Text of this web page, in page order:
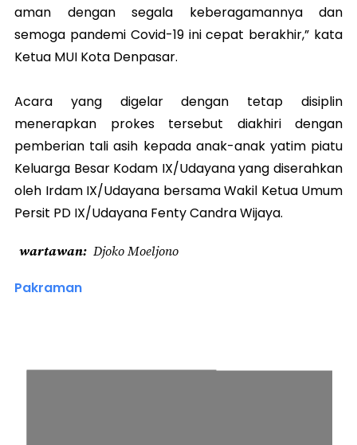
aman dengan segala keberagamannya dan
semoga pandemi Covid-19 ini cepat berakhir,” kata
Ketua MUI Kota Denpasar.
Acara yang digelar dengan tetap disiplin
menerapkan prokes tersebut diakhiri dengan
pemberian tali asih kepada anak-anak yatim piatu
Keluarga Besar Kodam IX/Udayana yang diserahkan
oleh Irdam IX/Udayana bersama Wakil Ketua Umum
Persit PD IX/Udayana Fenty Candra Wijaya.
wartawan Djoko Moeljono
Pakraman